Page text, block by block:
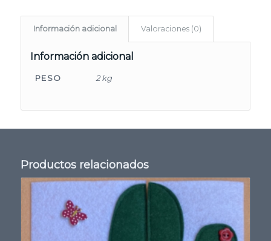
Información adicional Valoraciones (0)
Información adicional
PESO 2 kg
Productos relacionados